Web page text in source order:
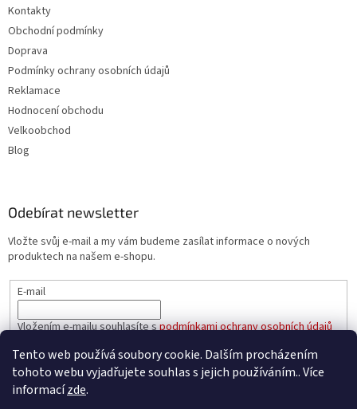
Tento web používá soubory cookie. Dalším procházením
tohoto webu vyjadřujete souhlas s jejich používáním.. Více
informacízde.
Kontakty
Obchodní podmínky
Doprava
Podmínky ochrany osobních údajů
Reklamace
Hodnocení obchodu
Velkoobchod
Blog
Odebírat newsletter
Vložte svůj e-mail a my vám budeme zasílat informace o nových
produktech na našem e-shopu.
E-mail
Vložením e-mailu souhlasíte spodmínkami ochrany osobních údajů
PŘIHLÁSIT SE